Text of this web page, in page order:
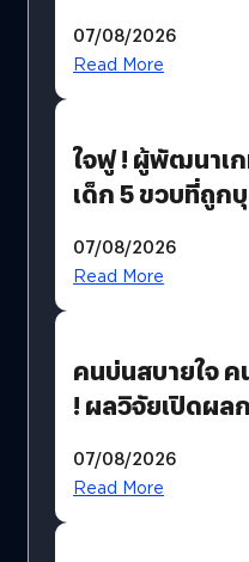
อวกาศเต็มสูบ
07/08/2026
Read More
ใจฟู ! ผู้พัฒนาเ
เด็ก 5 ขวบที่ถูก
07/08/2026
Read More
คนบ่นสบายใจ
! ผลวิจัยเปิดผล
07/08/2026
Read More